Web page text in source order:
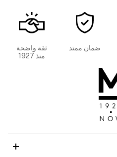
ضمان ممتد
ثقة واضحة
منذ 1927